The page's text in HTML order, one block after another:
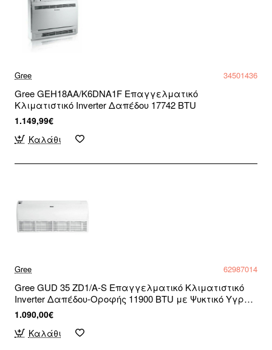
Gree 34501436
Gree GEH18AA/K6DNA1F Επαγγελματικό
Κλιματιστικό Inverter Δαπέδου 17742 BTU
1.149,99€
Καλάθι
Gree 62987014
Gree GUD 35 ZD1/A-S Επαγγελματικό Κλιματιστικό
Inverter Δαπέδου-Οροφής 11900 BTU με Ψυκτικό Υγρό
R32 και WiFi
1.090,00€
Καλάθι